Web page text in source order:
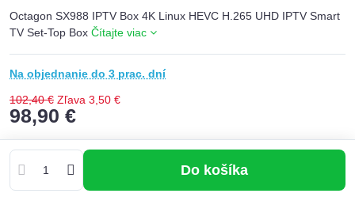
Octagon SX988 IPTV Box 4K Linux HEVC H.265 UHD IPTV Smart
TV Set-Top Box Čítajte viac
Na objednanie do 3 prac. dní
102,40 € Zľava 3,50 €
98,90 €
Do košíka